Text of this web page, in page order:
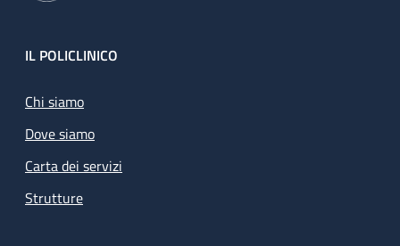
Footer
IL POLICLINICO
Chi siamo
Dove siamo
Carta dei servizi
Strutture